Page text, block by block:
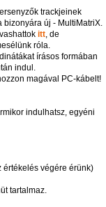
trackjeinek
bizonyára új - MultiMatriX.
itt, de
róla.
írásos formában
indul.
magával PC-kábelt!
indulhatsz, egyéni
értékelés végére érünk)
tartalmaz.